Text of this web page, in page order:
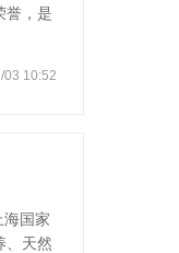
誉，是
轻工
参与10
03 10:52
国家
、天然